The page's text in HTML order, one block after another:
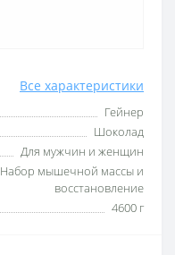
Все характеристики
Гейнер
Шоколад
Для мужчин и женщин
Набор мышечной массы и
восстановление
4600 г